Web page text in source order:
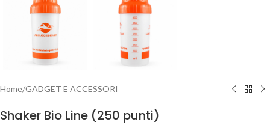
Home/GADGET E ACCESSORI
Shaker Bio Line (250 punti)